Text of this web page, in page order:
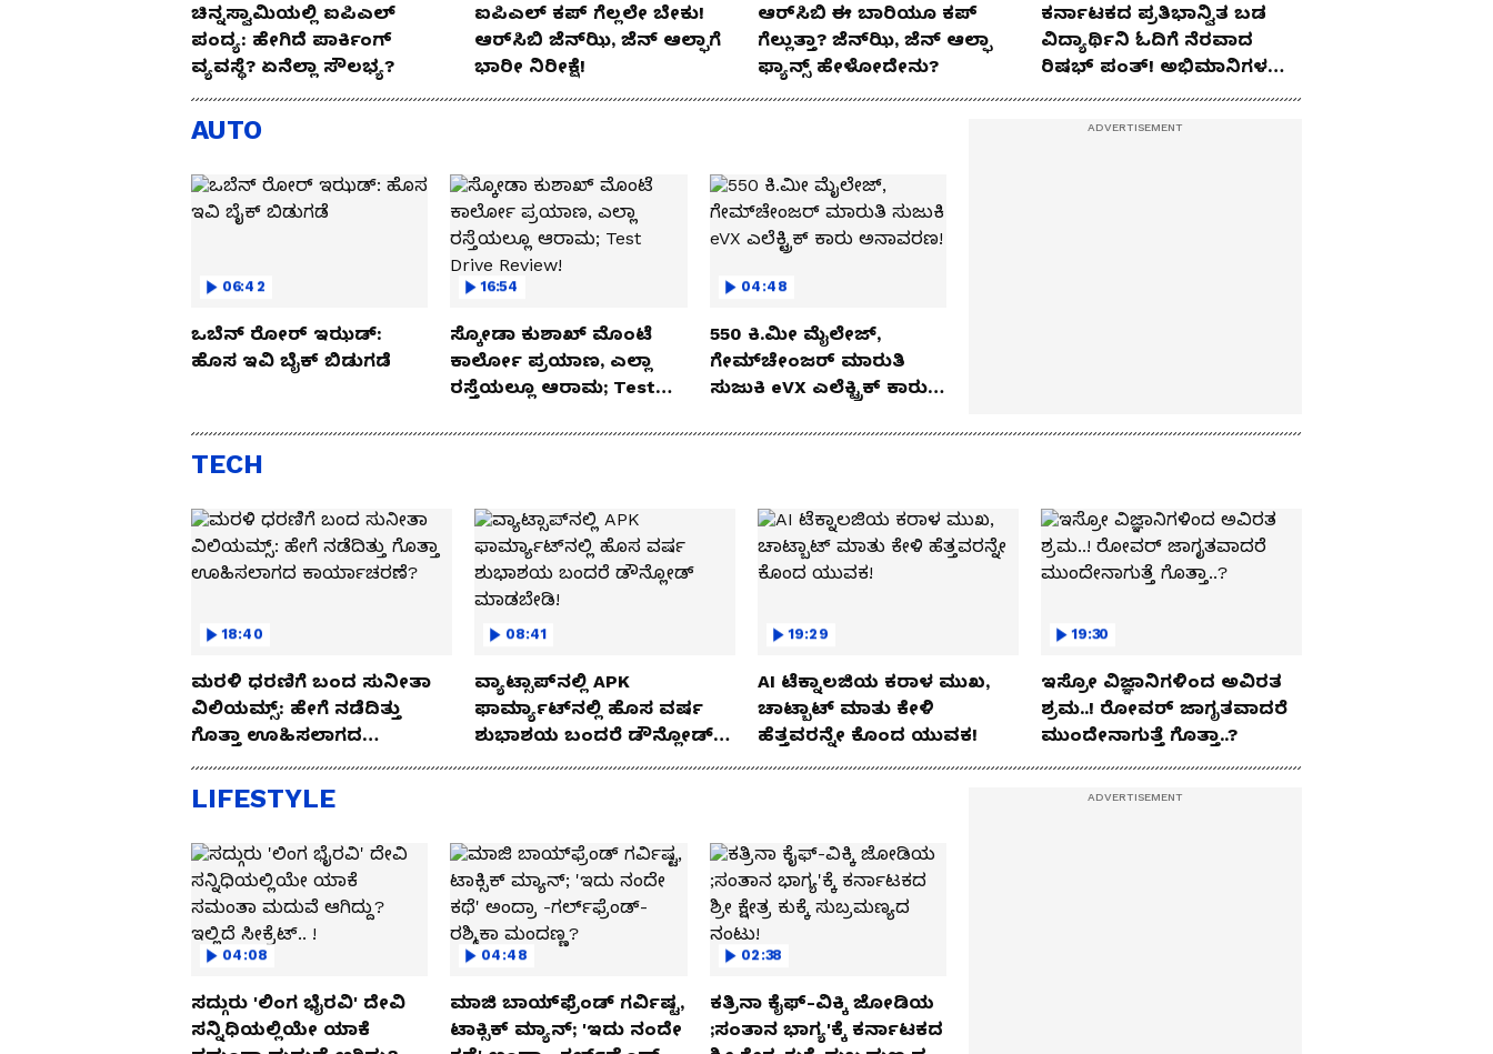
ಚಿನ್ನಸ್ವಾಮಿಯಲ್ಲಿ ಐಪಿಎಲ್‌
ಪಂದ್ಯ: ಹೇಗಿದೆ ಪಾರ್ಕಿಂಗ್
ವ್ಯವಸ್ಥೆ? ಏನೆಲ್ಲಾ ಸೌಲಭ್ಯ?
ಐಪಿಎಲ್ ಕಪ್‌ ಗೆಲ್ಲಲೇ ಬೇಕು!
ಆರ್‌ಸಿಬಿ ಜೆನ್‌ಝಿ, ಜೆನ್‌ ಆಲ್ಫಾಗೆ
ಭಾರೀ ನಿರೀಕ್ಷೆ!
ಆರ್‌ಸಿಬಿ ಈ ಬಾರಿಯೂ ಕಪ್‌
ಗೆಲ್ಲುತ್ತಾ? ಜೆನ್‌ಝಿ, ಜೆನ್‌ ಆಲ್ಫಾ
ಫ್ಯಾನ್ಸ್ ಹೇಳೋದೇನು?
ಕರ್ನಾಟಕದ ಪ್ರತಿಭಾನ್ವಿತ ಬಡ
ವಿದ್ಯಾರ್ಥಿನಿ ಓದಿಗೆ ನೆರವಾದ
ರಿಷಭ್ ಪಂತ್! ಅಭಿಮಾನಿಗಳ
ಹೃದಯ ಗೆದ್ದ ಟೀಂ ಇಂಡಿಯಾ
ಕ್ರಿಕೆಟಿಗ
AUTO
06:42
ಒಬೆನ್ ರೋರ್ ಇಝಡ್:
ಹೊಸ ಇವಿ ಬೈಕ್ ಬಿಡುಗಡೆ
16:54
ಸ್ಕೋಡಾ ಕುಶಾಖ್ ಮೊಂಟೆ
ಕಾರ್ಲೋ ಪ್ರಯಾಣ, ಎಲ್ಲಾ
ರಸ್ತೆಯಲ್ಲೂ ಆರಾಮ; Test
04:48
550 ಕಿ.ಮೀ ಮೈಲೇಜ್,
ಗೇಮ್‌ಚೇಂಜರ್ ಮಾರುತಿ
ಸುಜುಕಿ eVX ಎಲೆಕ್ಟ್ರಿಕ್ ಕಾರು
TECH
18:40
ಮರಳಿ ಧರಣಿಗೆ ಬಂದ ಸುನೀತಾ
ವಿಲಿಯಮ್ಸ್: ಹೇಗೆ ನಡೆದಿತ್ತು
ಗೊತ್ತಾ ಊಹಿಸಲಾಗದ
ಕಾರ್ಯಾಚರಣೆ?
08:41
ವ್ಯಾಟ್ಸಾಪ್‌ನಲ್ಲಿ APK
ಫಾರ್ಮ್ಯಾಟ್‌ನಲ್ಲಿ ಹೊಸ ವರ್ಷ
ಶುಭಾಶಯ ಬಂದರೆ ಡೌನ್ಲೋಡ್
ಮಾಡಬೇಡಿ!
19:29
AI ಟೆಕ್ನಾಲಜಿಯ ಕರಾಳ ಮುಖ,
ಚಾಟ್ಬಾಟ್ ಮಾತು ಕೇಳಿ
ಹೆತ್ತವರನ್ನೇ ಕೊಂದ ಯುವಕ!
19:30
ಇಸ್ರೋ ವಿಜ್ಞಾನಿಗಳಿಂದ ಅವಿರತ
ಶ್ರಮ..! ರೋವರ್ ಜಾಗೃತವಾದರೆ
ಮುಂದೇನಾಗುತ್ತೆ ಗೊತ್ತಾ..?
LIFESTYLE
04:08
ಸದ್ಗುರು 'ಲಿಂಗ ಭೈರವಿ' ದೇವಿ
ಸನ್ನಿಧಿಯಲ್ಲಿಯೇ ಯಾಕೆ
04:48
ಮಾಜಿ ಬಾಯ್‌ಫ್ರೆಂಡ್ ಗರ್ವಿಷ್ಟ,
ಟಾಕ್ಸಿಕ್ ಮ್ಯಾನ್; 'ಇದು ನಂದೇ
02:38
ಕತ್ರಿನಾ ಕೈಫ್-ವಿಕ್ಕಿ ಜೋಡಿಯ
;ಸಂತಾನ ಭಾಗ್ಯ'ಕ್ಕೆ ಕರ್ನಾಟಕದ